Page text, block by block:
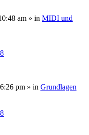
am » in MIDI und
pm » in Grundlagen